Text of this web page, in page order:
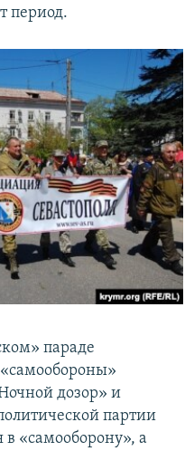
период.
параде
дозор» и
партии
«самооборону», а